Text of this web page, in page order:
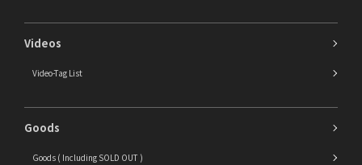
Videos
Video-Tag List
Goods
Goods ( Including SOLD OUT )